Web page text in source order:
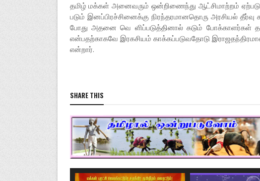
தமிழ் மக்கள் அனை­வரும் ஒன்­றி­ணைந்து ஆட்­சி­மாற்றம்
படும் இனப்­பி­ரச்­சி­னைக்கு நிரந்­த­ர­மா­ன­தொரு அர­சியல்
போது அதனை வெ ளிப்படுத்தினால் கடும் போக்காளர்கள்
என்பதற்காகவே இரகசியம் காக்கப்படுவதோடு
என்றார்.
SHARE THIS